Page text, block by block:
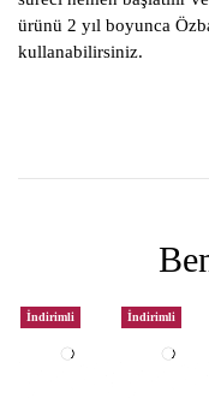
ürünü 2 yıl boyunca
kullanabilirsiniz.
İndirimli İndirimli